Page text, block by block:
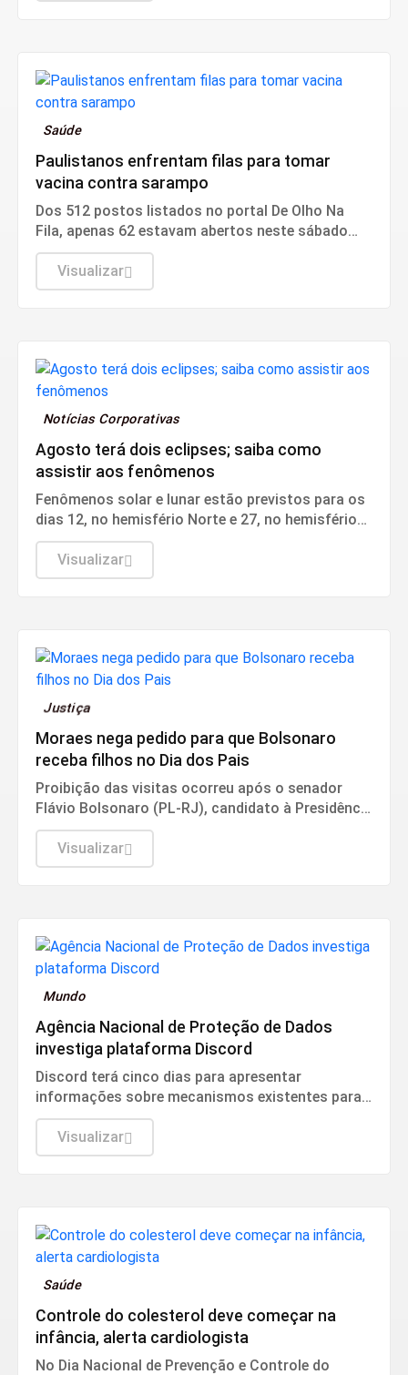
Saúde
Paulistanos enfrentam filas para tomar
vacina contra sarampo
Dos 512 postos listados no portal De Olho Na
Fila, apenas 62 estavam abertos neste sábado
(8). O funcionamento de todos ocorre somente
de segunda a sexta-feira.
Visualizar
Notícias Corporativas
Agosto terá dois eclipses; saiba como
assistir aos fenômenos
Fenômenos solar e lunar estão previstos para os
dias 12, no hemisfério Norte e 27, no hemisfério
Sul.
Visualizar
Justiça
Moraes nega pedido para que Bolsonaro
receba filhos no Dia dos Pais
Proibição das visitas ocorreu após o senador
Flávio Bolsonaro (PL-RJ), candidato à Presidência
nas eleições deste ano, ter publicado nas redes
sociais uma carta manuscrita assinada pelo pai.
Visualizar
Mundo
Agência Nacional de Proteção de Dados
investiga plataforma Discord
Discord terá cinco dias para apresentar
informações sobre mecanismos existentes para
prevenir e combater violações graves contra
crianças e adolescentes, informou a ANPD, em
nota.
Visualizar
Saúde
Controle do colesterol deve começar na
infância, alerta cardiologista
No Dia Nacional de Prevenção e Controle do